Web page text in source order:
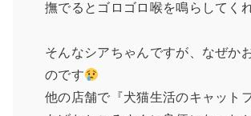
撫でるとゴロゴロ喉を鳴らしてく
そんなシアちゃんですが、なぜか
のです
他の店舗で『犬猫生活のキャット